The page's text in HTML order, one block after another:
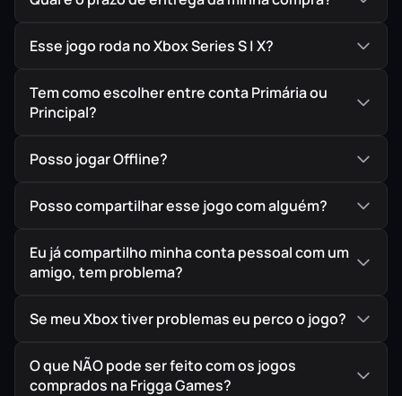
Esse jogo roda no Xbox Series S | X?
Tem como escolher entre conta Primária ou
Principal?
Posso jogar Offline?
Posso compartilhar esse jogo com alguém?
Eu já compartilho minha conta pessoal com um
amigo, tem problema?
Se meu Xbox tiver problemas eu perco o jogo?
O que NÃO pode ser feito com os jogos
comprados na Frigga Games?